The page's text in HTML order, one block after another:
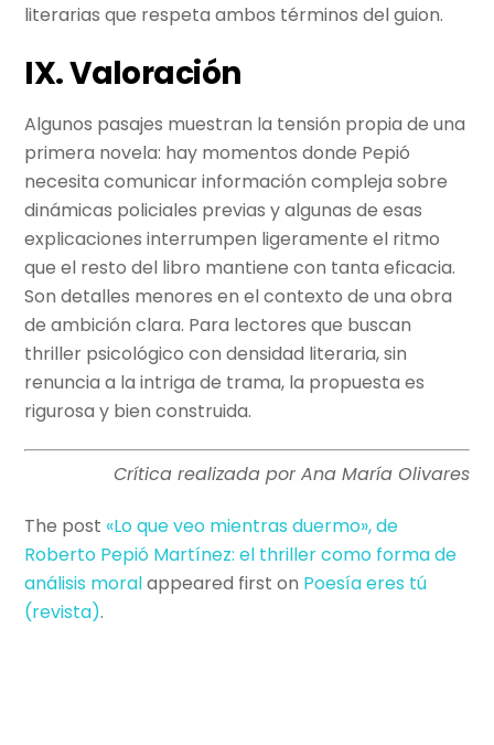
literarias que respeta ambos términos del guion.
IX. Valoración
Algunos pasajes muestran la tensión propia de una
primera novela: hay momentos donde Pepió
necesita comunicar información compleja sobre
dinámicas policiales previas y algunas de esas
explicaciones interrumpen ligeramente el ritmo
que el resto del libro mantiene con tanta eficacia.
Son detalles menores en el contexto de una obra
de ambición clara. Para lectores que buscan
thriller psicológico con densidad literaria, sin
renuncia a la intriga de trama, la propuesta es
rigurosa y bien construida.
Crítica realizada por Ana María Olivares
The post «Lo que veo mientras duermo», de
Roberto Pepió Martínez: el thriller como forma de
análisis moralappeared first on Poesí­a eres tú
(revista).